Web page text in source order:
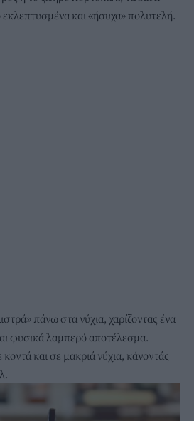
και «ήσυχα» πολυτελή.
πάνω στα νύχια, χαρίζοντας ένα
φυσικά λαμπερό αποτέλεσμα.
κοντά και σε μακριά νύχια, κάνοντάς